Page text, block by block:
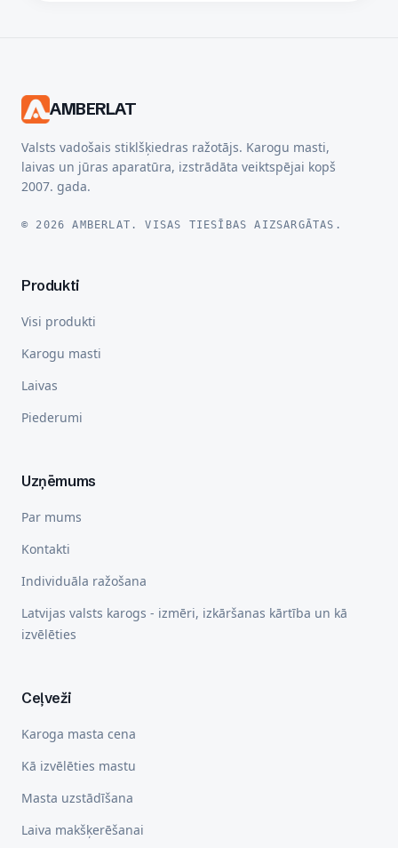
AMBERLAT
Valsts vadošais stiklšķiedras ražotājs. Karogu masti,
laivas un jūras aparatūra, izstrādāta veiktspējai kopš
2007. gada.
© 2026 AMBERLAT. VISAS TIESĪBAS AIZSARGĀTAS.
Produkti
Visi produkti
Karogu masti
Laivas
Piederumi
Uzņēmums
Par mums
Kontakti
Individuāla ražošana
Latvijas valsts karogs - izmēri, izkāršanas kārtība un kā
izvēlēties
Ceļveži
Karoga masta cena
Kā izvēlēties mastu
Masta uzstādīšana
Laiva makšķerēšanai